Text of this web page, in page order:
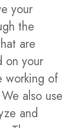
your
the
are
on your
working of
also use
and